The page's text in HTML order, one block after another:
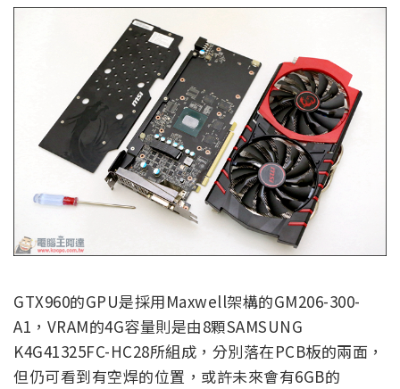
GTX960的GPU是採用Maxwell架構的GM206-300-
A1，VRAM的4G容量則是由8顆SAMSUNG
K4G41325FC-HC28所組成，分別落在PCB板的兩面，
但仍可看到有空焊的位置，或許未來會有6GB的